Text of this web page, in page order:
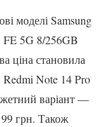
моделі Samsung
FE 5G 8/256GB
ціна становила
Redmi Note 14 Pro
варіант —
грн. Також